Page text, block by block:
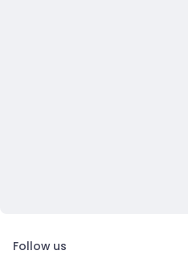
Follow us